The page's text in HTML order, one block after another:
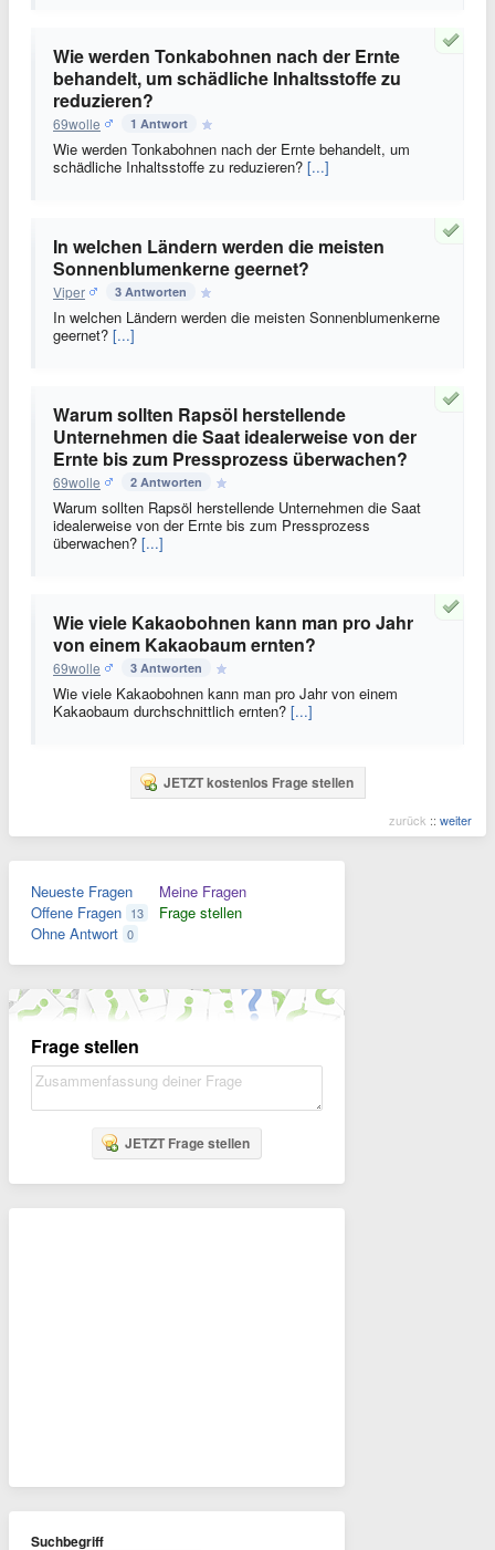
Wie werden Tonkabohnen nach der Ernte
behandelt, um schädliche Inhaltsstoffe zu
reduzieren?
69wolle 1 Antwort
Wie werden Tonkabohnen nach der Ernte behandelt, um
schädliche Inhaltsstoffe zu reduzieren? [...]
In welchen Ländern werden die meisten
Sonnenblumenkerne geernet?
Viper 3 Antworten
In welchen Ländern werden die meisten Sonnenblumenkerne
geernet? [...]
Warum sollten Rapsöl herstellende
Unternehmen die Saat idealerweise von der
Ernte bis zum Pressprozess überwachen?
69wolle 2 Antworten
Warum sollten Rapsöl herstellende Unternehmen die Saat
idealerweise von der Ernte bis zum Pressprozess
überwachen? [...]
Wie viele Kakaobohnen kann man pro Jahr
von einem Kakaobaum ernten?
69wolle 3 Antworten
Wie viele Kakaobohnen kann man pro Jahr von einem
Kakaobaum durchschnittlich ernten? [...]
JETZT kostenlos Frage stellen
zurück :: weiter
Neueste Fragen
Offene Fragen 13
Ohne Antwort 0
Meine Fragen
Frage stellen
Frage stellen
JETZT Frage stellen
Suchbegriff